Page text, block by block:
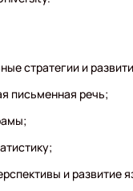
стратегии и
письменная речь;
и развитие